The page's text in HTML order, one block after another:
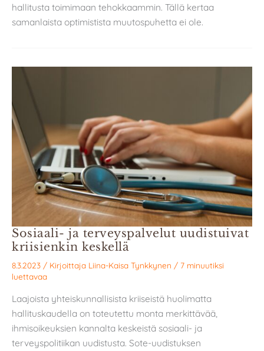
hallitusta toimimaan tehokkaammin. Tällä kertaa
samanlaista optimistista muutospuhetta ei ole.
Sosiaali- ja terveyspalvelut uudistuivat
kriisienkin keskellä
8.3.2023 / Kirjoittaja Liina-Kaisa Tynkkynen / 7 minuutiksi
luettavaa
Laajoista yhteiskunnallisista kriiseistä huolimatta
hallituskaudella on toteutettu monta merkittävää,
ihmisoikeuksien kannalta keskeistä sosiaali- ja
terveyspolitiikan uudistusta. Sote-uudistuksen